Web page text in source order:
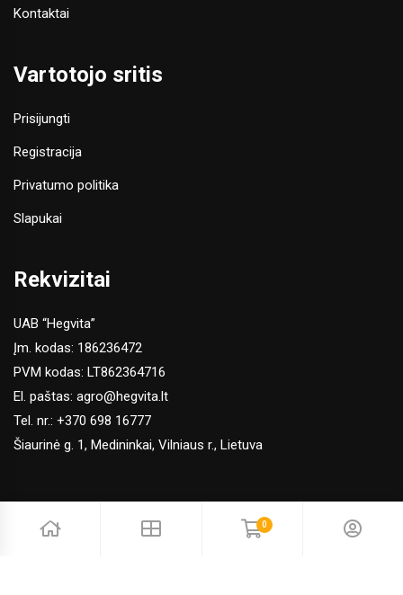
Kontaktai
Vartotojo sritis
Prisijungti
Registracija
Privatumo politika
Slapukai
Rekvizitai
UAB “Hegvita”
Įm. kodas: 186236472
PVM kodas: LT862364716
El. paštas: agro@hegvita.lt
Tel. nr.: +370 698 16777
Šiaurinė g. 1, Medininkai, Vilniaus r., Lietuva
0